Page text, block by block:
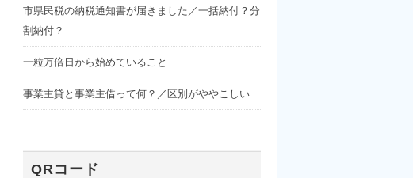
市県民税の納税通知書が届きました／一括納付？分
割納付？
一粒万倍日から始めていること
事業主貸と事業主借って何？／区別がややこしい
QRコード